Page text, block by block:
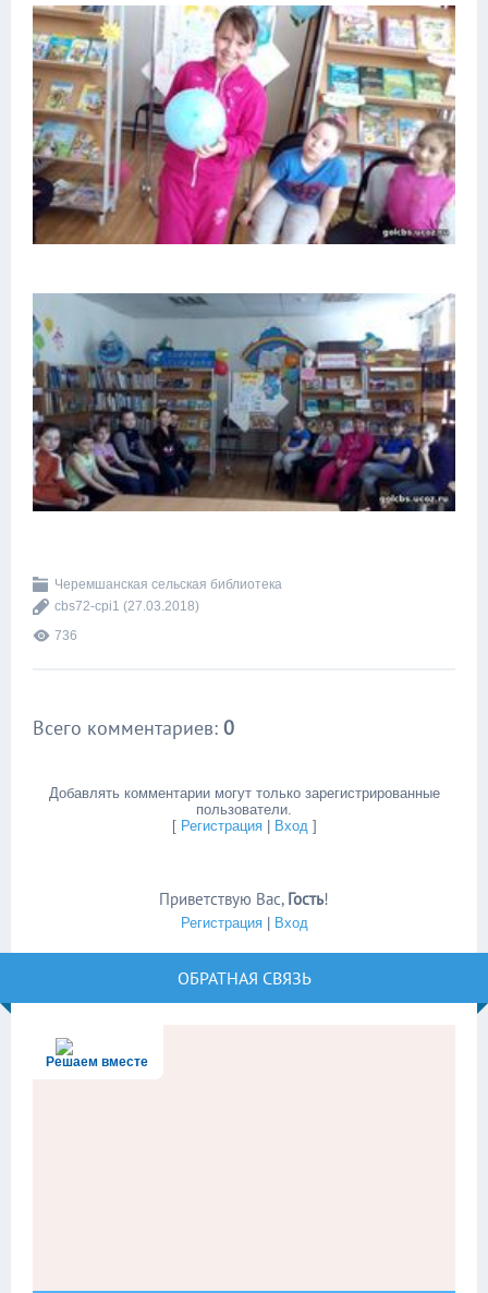
Черемшанская сельская библиотека
cbs72-cpi1 (27.03.2018)
736
Всего комментариев: 0
Добавлять комментарии могут только зарегистрированные
пользователи.
[ Регистрация| Вход]
Приветствую Вас, Гость!
Регистрация| Вход
ОБРАТНАЯ СВЯЗЬ
Решаем вместе